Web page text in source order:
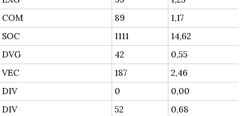
COM 89
1,17
SOC 1111
14,62
DVG 42
0,55
VEC 187
2,46
DIV 0
0,00
DIV 52
0,68